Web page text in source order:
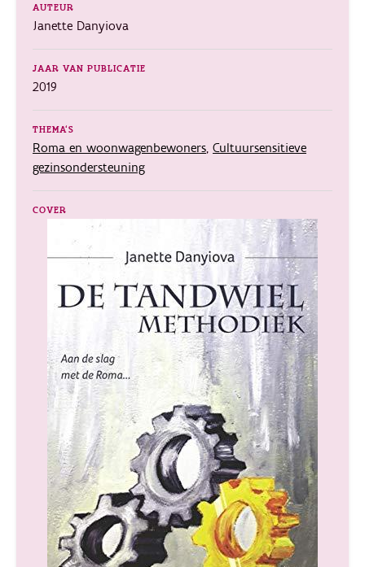
AUTEUR
Janette Danyiova
JAAR VAN PUBLICATIE
2019
THEMA'S
Roma en woonwagenbewoners, Cultuursensitieve
gezinsondersteuning
COVER